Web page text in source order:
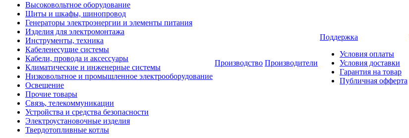
Высоковольтное оборудование
Щиты и шкафы, шинопровод
Генераторы электроэнергии и элементы питания
Изделия для электромонтажа
Инструменты, техника
Кабеленесущие системы
Кабели, провода и аксессуары
Климатические и инженерные системы
Низковольтное и промышленное электрооборудование
Освещение
Прочие товары
Связь, телекоммуникации
Устройства и средства безопасности
Электроустановочные изделия
Твердотопливные котлы
Производство Производители
Поддержка
Условия оплаты
Условия доставки
Гарантия на товар
Публичная офферта